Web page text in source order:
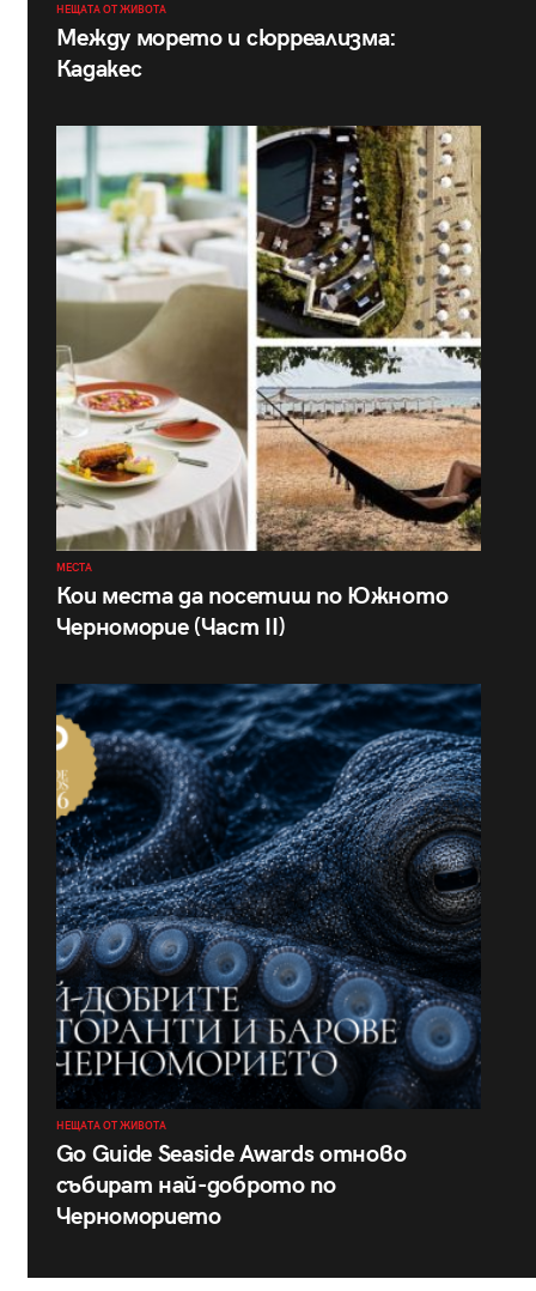
НЕЩАТА ОТ ЖИВОТА
Между морето и сюрреализма:
Кадакес
МЕСТА
Кои места да посетиш по Южното
Черноморие (Част II)
НЕЩАТА ОТ ЖИВОТА
Go Guide Seaside Awards отново
събират най-доброто по
Черноморието